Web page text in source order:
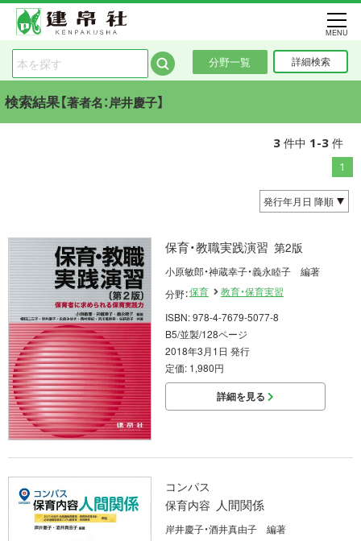
分野一覧 詳細検索
MENU
検索結果【著者名：岸井慶子】
3件中 1-3件
1
保育・教職実践演習 第2版
小原敏郎・神蔵幸子・義永睦子 編著
分野：保育
教育・保育実習
ISBN: 978-4-7679-5077-8
B5/並製/128ページ
2018年3月1日 発行
定価: 1,980円
詳細を見る
コンパス
保育内容 人間関係
岸井慶子・酒井真由子 編著